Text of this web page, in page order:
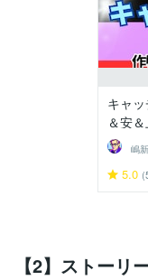
キャ
＆安
5.0
【2】ストーリ